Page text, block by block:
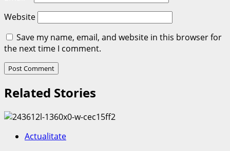
Website
Save my name, email, and website in this browser for
the next time I comment.
Related Stories
Actualitate